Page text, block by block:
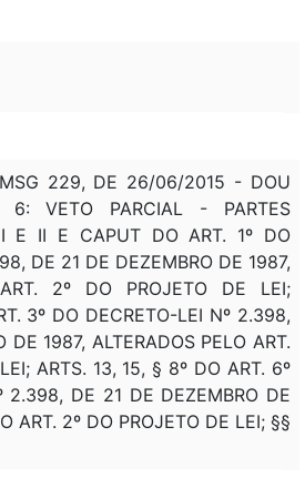
MSG 229, DE 26/06/2015 - DOU
VETO PARCIAL - PARTES
I E II E CAPUT DO ART. 1º DO
DE 21 DE DEZEMBRO DE 1987,
ART. 2º DO PROJETO DE LEI;
3º DO DECRETO-LEI Nº 2.398,
DE 1987, ALTERADOS PELO ART.
ARTS. 13, 15, § 8º DO ART. 6º
2.398, DE 21 DE DEZEMBRO DE
ART. 2º DO PROJETO DE LEI; §§